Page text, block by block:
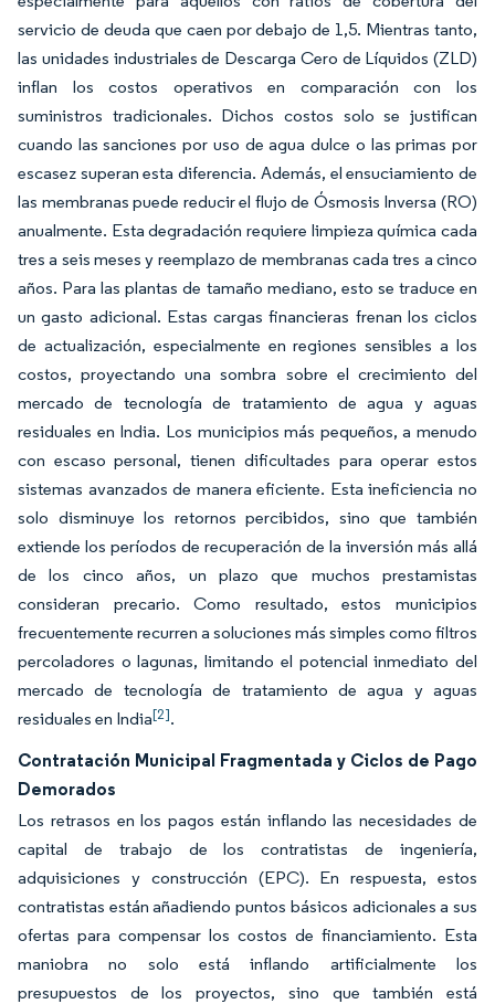
servicio de deuda que caen por debajo de 1,5. Mientras tanto,
las unidades industriales de Descarga Cero de Líquidos (ZLD)
inflan los costos operativos en comparación con los
suministros tradicionales. Dichos costos solo se justifican
cuando las sanciones por uso de agua dulce o las primas por
escasez superan esta diferencia. Además, el ensuciamiento de
las membranas puede reducir el flujo de Ósmosis Inversa (RO)
anualmente. Esta degradación requiere limpieza química cada
tres a seis meses y reemplazo de membranas cada tres a cinco
años. Para las plantas de tamaño mediano, esto se traduce en
un gasto adicional. Estas cargas financieras frenan los ciclos
de actualización, especialmente en regiones sensibles a los
costos, proyectando una sombra sobre el crecimiento del
mercado de tecnología de tratamiento de agua y aguas
residuales en India. Los municipios más pequeños, a menudo
con escaso personal, tienen dificultades para operar estos
sistemas avanzados de manera eficiente. Esta ineficiencia no
solo disminuye los retornos percibidos, sino que también
extiende los períodos de recuperación de la inversión más allá
de los cinco años, un plazo que muchos prestamistas
consideran precario. Como resultado, estos municipios
frecuentemente recurren a soluciones más simples como filtros
percoladores o lagunas, limitando el potencial inmediato del
mercado de tecnología de tratamiento de agua y aguas
residuales en India[2].
Contratación Municipal Fragmentada y Ciclos de Pago
Demorados
Los retrasos en los pagos están inflando las necesidades de
capital de trabajo de los contratistas de ingeniería,
adquisiciones y construcción (EPC). En respuesta, estos
contratistas están añadiendo puntos básicos adicionales a sus
ofertas para compensar los costos de financiamiento. Esta
maniobra no solo está inflando artificialmente los
presupuestos de los proyectos, sino que también está